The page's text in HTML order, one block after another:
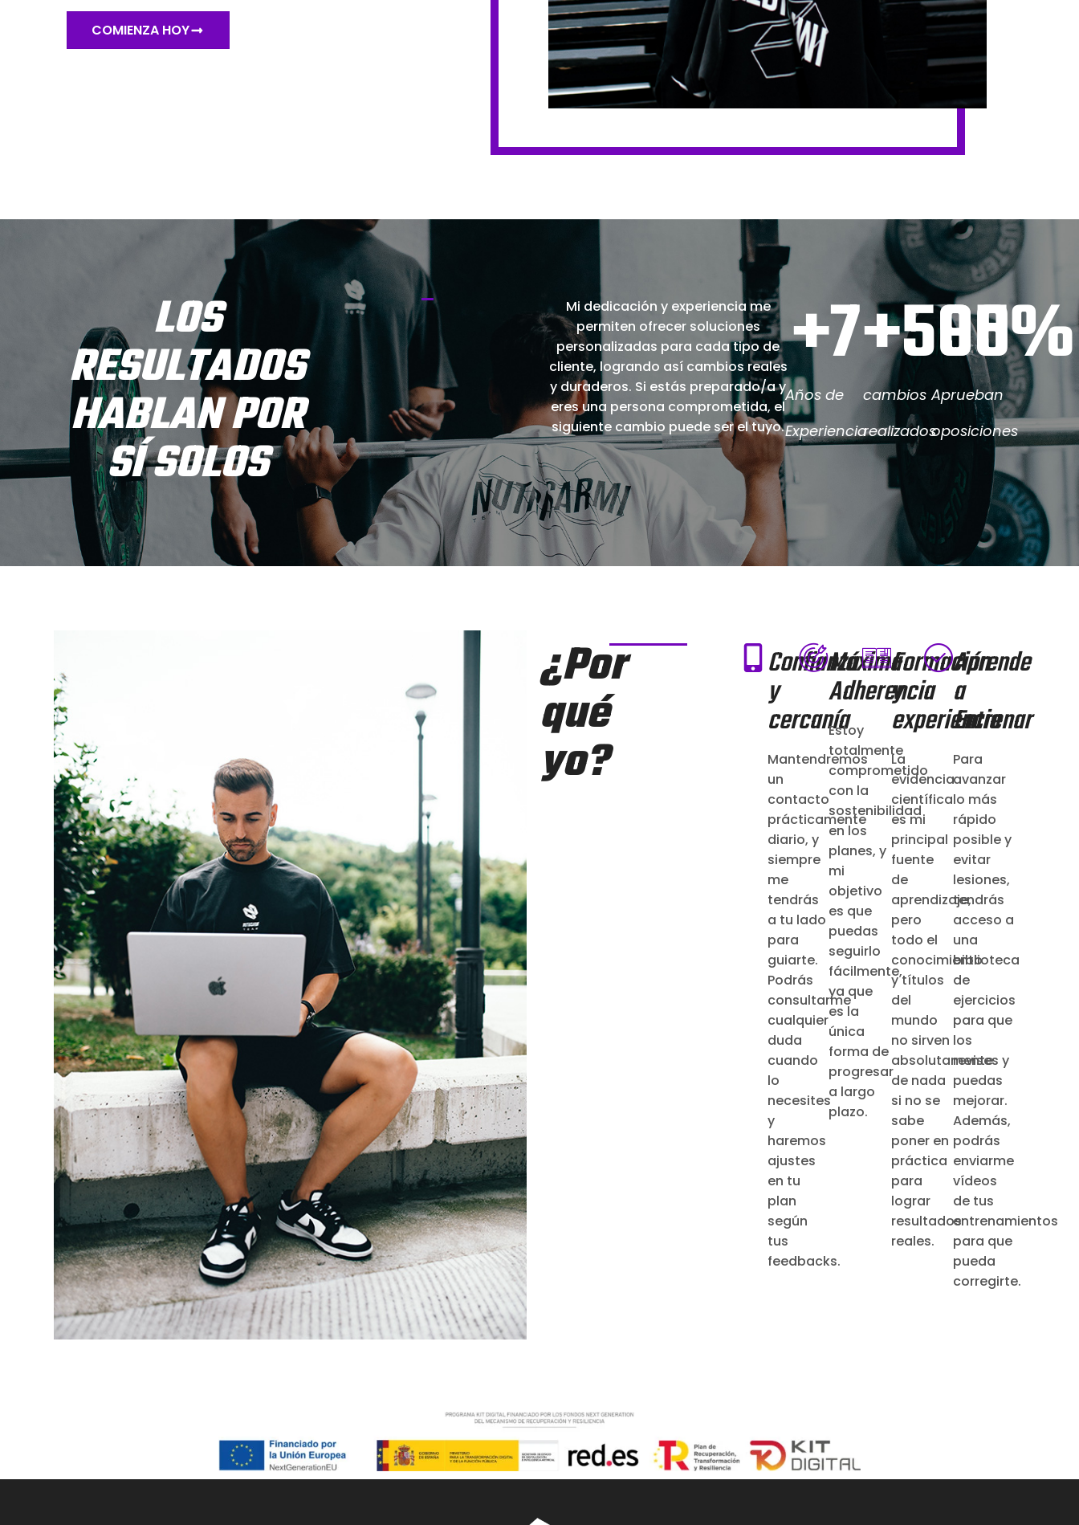
COMIENZA HOY
LOS
RESULTADOS
HABLAN POR
SÍ SOLOS
Mi dedicación y experiencia me
permiten ofrecer soluciones
personalizadas para cada tipo de
cliente, logrando así cambios reales
y duraderos. Si estás preparado/a y
eres una persona comprometida, el
siguiente cambio puede ser el tuyo.
Años de
Experiencia
+7
cambios
realizados
+500
Aprueban
oposiciones
95%
¿Por
qué
yo?
Confianza
y
cercanía
Mantendremos
un
contacto
prácticamente
diario, y
siempre
me
tendrás
a tu lado
para
guiarte.
Podrás
consultarme
cualquier
duda
cuando
lo
necesites
y
haremos
ajustes
en tu
plan
según
tus
feedbacks.
Máxima
Adherencia
Estoy
totalmente
comprometido
con la
sostenibilidad
en los
planes, y
mi
objetivo
es que
puedas
seguirlo
fácilmente,
ya que
es la
única
forma de
progresar
a largo
plazo.
Formación
y
experiencia
La
evidencia
científica
es mi
principal
fuente
de
aprendizaje,
pero
todo el
conocimiento
y títulos
del
mundo
no sirven
absolutamente
de nada
si no se
sabe
poner en
práctica
para
lograr
resultados
reales.
Aprende
a
Entrenar
Para
avanzar
lo más
rápido
posible y
evitar
lesiones,
tendrás
acceso a
una
biblioteca
de
ejercicios
para que
los
revises y
puedas
mejorar.
Además,
podrás
enviarme
vídeos
de tus
entrenamientos
para que
pueda
corregirte.